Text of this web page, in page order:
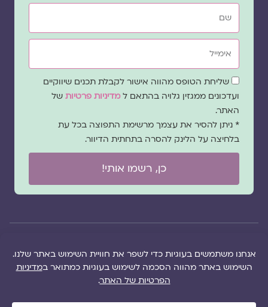
שם
אימייל
שדה
הסכמה
שליחת הטופס מהווה אישור לקבלת תכנים שיווקיים
ועדכונים ממגזין גלויה בהתאם למדיניות פרטיות של
האתר.
* ניתן להסיר את עצמך מרשימת התפוצה בכל עת
בלחיצה על הלינק להסרה בתחתית הדיוור.
כן, רשמו אותי!
הזכויות של מגזין
של
שגגה
הוקם ב ❤ על ידי –
לימונדה 2.0
| מיתוג:
סטודיו נופר דסקל
מפת אתר|